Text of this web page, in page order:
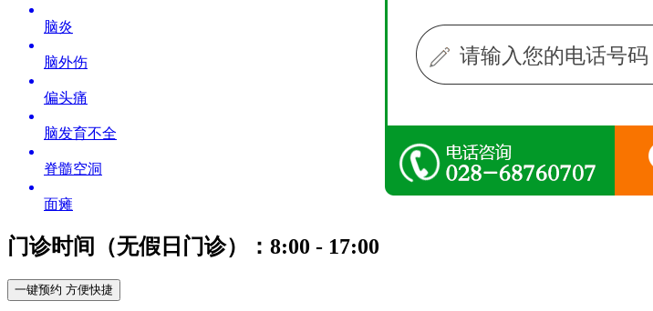
脑炎
脑外伤
偏头痛
脑发育不全
脊髓空洞
面瘫
门诊时间（无假日门诊）：8:00 - 17:00
一键预约 方便快捷